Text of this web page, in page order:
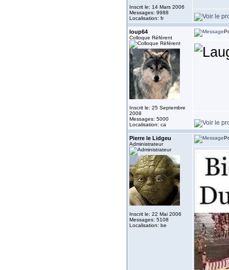
Inscrit le: 14 Mars 2006
Messages: 9988
Localisation: fr
loup64
Colloque Référent
Inscrit le: 25 Septembre
2008
Messages: 5000
Localisation: ca
Pierre le Lidgeu
Administrateur
Inscrit le: 22 Mai 2006
Messages: 5108
Localisation: be